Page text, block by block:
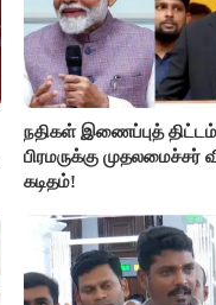
நதிகள் இணைப்புத்
பிரமருக்கு முதலமைச்சர்
கடிதம்!